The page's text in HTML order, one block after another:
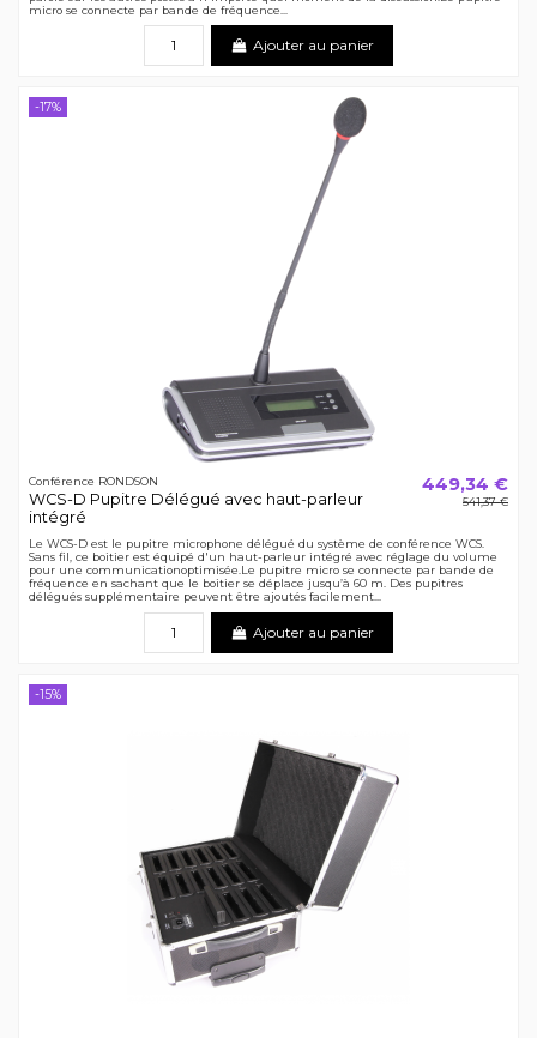
micro se connecte par bande de fréquence...
Ajouter au panier
-17%
Conférence RONDSON
WCS-D Pupitre Délégué avec haut-parleur
intégré
449,34 €
541,37 €
Le WCS-D est le pupitre microphone délégué du système de conférence WCS.
Sans fil, ce boitier est équipé d'un haut-parleur intégré avec réglage du volume
pour une communicationoptimisée.Le pupitre micro se connecte par bande de
fréquence en sachant que le boitier se déplace jusqu’à 60 m. Des pupitres
délégués supplémentaire peuvent être ajoutés facilement...
Ajouter au panier
-15%